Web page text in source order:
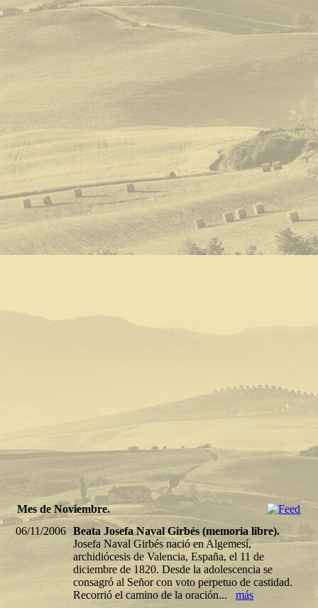
beatoeusebiocompa-toledo
Captura de pantalla_21-3-
2026_113518_www.carmelitaniscalzi.com
Mes de Noviembre.
06/11/2006
Beata Josefa Naval Girbés (memoria libre).
Josefa Naval Girbés nació en Algemesí,
archidiócesis de Valencia, España, el 11 de
diciembre de 1820. Desde la adolescencia se
consagró al Señor con voto perpetuo de castidad.
Recorrió el camino de la oración...más